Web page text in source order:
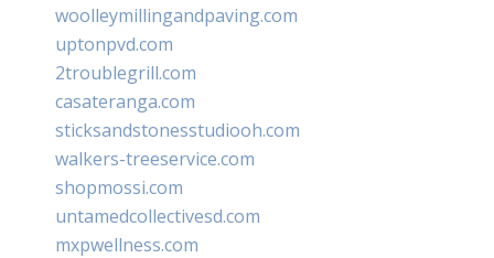
woolleymillingandpaving.com
uptonpvd.com
2troublegrill.com
casateranga.com
sticksandstonesstudiooh.com
walkers-treeservice.com
shopmossi.com
untamedcollectivesd.com
mxpwellness.com